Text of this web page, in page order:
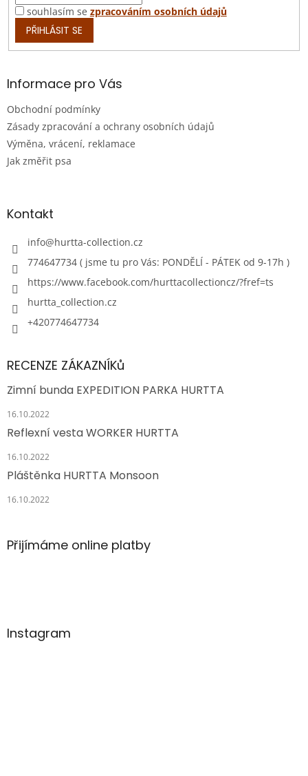
souhlasím se zpracováním osobních údajů
PŘIHLÁSIT SE
Informace pro Vás
Obchodní podmínky
Zásady zpracování a ochrany osobních údajů
Výměna, vrácení, reklamace
Jak změřit psa
Kontakt
info@hurtta-collection.cz
774647734 ( jsme tu pro Vás: PONDĚLÍ - PÁTEK od 9-17h )
https://www.facebook.com/hurttacollectioncz/?fref=ts
hurtta_collection.cz
+420774647734
RECENZE ZÁKAZNÍKů
Zimní bunda EXPEDITION PARKA HURTTA
16.10.2022
Reflexní vesta WORKER HURTTA
16.10.2022
Pláštěnka HURTTA Monsoon
16.10.2022
Přijímáme online platby
Instagram